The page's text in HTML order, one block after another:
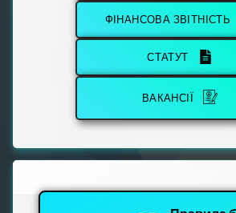
ФІНАНСОВА ЗВІТНІСТЬ
СТАТУТ
ВАКАНСІЇ